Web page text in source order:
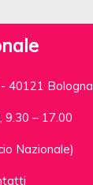
40121 Bologna
9.30 – 17.00
Nazionale)